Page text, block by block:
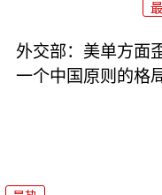
外交部：美单方面
一个中国原则的格